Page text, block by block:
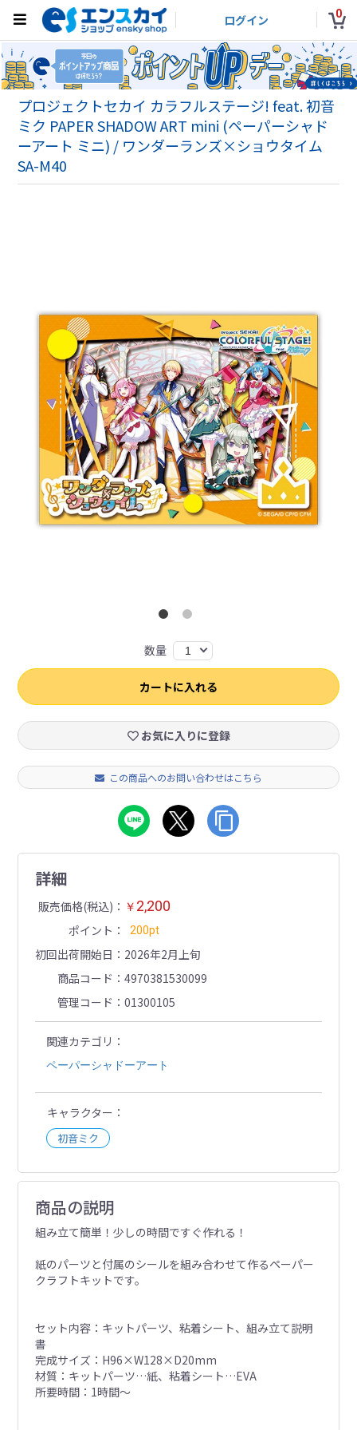
ログイン 0
プロジェクトセカイ カラフルステージ! feat. 初音
ミク PAPER SHADOW ART mini (ペーパーシャド
ーアート ミニ) / ワンダーランズ×ショウタイム
SA-M40
数量 1
カートに入れる
お気に入りに登録
この商品へのお問い合わせはこちら
詳細
販売価格(税込) ￥ 2,200
ポイント 200pt
初回出荷開始日
2026年2月上旬
商品コード
4970381530099
管理コード
01300105
関連カテゴリ
ペーパーシャドーアート
キャラクター
初音ミク
商品の説明
組み立て簡単！少しの時間ですぐ作れる！
紙のパーツと付属のシールを組み合わせて作るペーパー
クラフトキットです。
セット内容：キットパーツ、粘着シート、組み立て説明
書
完成サイズ：H96×W128×D20mm
材質：キットパーツ…紙、粘着シート…EVA
所要時間：1時間～